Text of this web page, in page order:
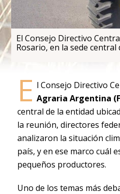
El Consejo Directivo
Rosario, en la sede central
E l Consejo Directivo
Agraria Argentina
central de la entidad
la reunión, directores
analizaron la situación
país, y en ese marco cuál
pequeños productores.
Uno de los temas más